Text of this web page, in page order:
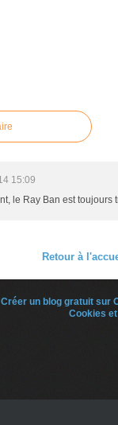
15:09
le Ray Ban est toujours
Retour à
Créer un blog gratuit sur
Cookies